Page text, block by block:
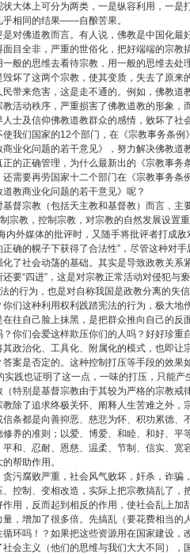
大体上可分为两类，一是纵容利用，一是
乎相同的结果——自酿苦果。
对佛道教而言。有人说，佛教是中国化最
目全非，严重的世俗化，把好端端的宗教
般的思维去看待宗教，用一般的思维去处
坏了这两个宗教，使其变质，失去了原来
带来危害，这是走不通的。例如，佛教道
活动秩序，严重损害了佛教道教的形象，
士及信仰佛教道教群众的感情，败坏了社
我们国家的12个部门，在《宗教事务条
业化问题的若干意见》，努力解决佛教道
的正确管理，为什么最新出的《宗教事务
需要再劳国家十二个部门在《宗教事务条
道教商业化问题的若干意见》呢？
督宗教（包括天主教和基督教）而言，主
宗教，控制宗教，对宗教的自然发展设置重
内外媒体的批评时，又随手将批评者打成
确的幌子下获得了合法性”，尽管这种对
了社会动荡的基础。其实是导致政教关系
要“四进”，这是对宗教正常活动对侵犯与
的行为，也是对自称我国是政教分离的失
们这种利用权利践踏宪法的行为，极大地
往自己脸上抹黑，是把群众推向自己的反
你们会爱这样欺压你们的人吗？好好珍重
政治化、工具化、附属化的模式，也即让
案是否定的。这种控制打压等手段的效果
践也证明了这一点，一味的打压，只能产
特别是基督宗教由于其较为严格的宗教戒
除了追求终极关怀、阐释人生苦难之外，
条都是向善抑恶、慈悲为怀、积功累德、
修养的准则；以爱、博爱、和睦、和好、平
和、忍耐、恩慈、温柔、节制、信实、宽
帮助作用。
污腐败严重，社会风气败坏，奸杀，诈骗
控制、变相改造，实际上把宗教搞乱了，
用，反而起到相反的作用，使社会乱上加
，增加了很多倍。先搞乱（要花费相当的
环吗！？如果把这些资源用在国家建设，
社会主义（他们的思维与我们大大不同），